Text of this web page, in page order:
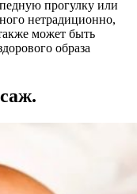
прогулку или
нетрадиционно,
может быть
образа